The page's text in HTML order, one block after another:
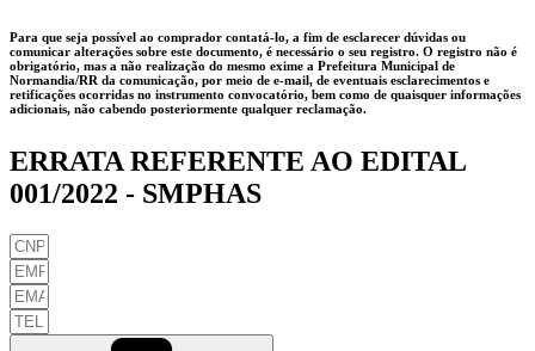
Para que seja possível ao comprador contatá-lo, a fim de esclarecer dúvidas ou
comunicar alterações sobre este documento, é necessário o seu registro. O registro não é
obrigatório, mas a não realização do mesmo exime a Prefeitura Municipal de
Normandia/RR da comunicação, por meio de e-mail, de eventuais esclarecimentos e
retificações ocorridas no instrumento convocatório, bem como de quaisquer informações
adicionais, não cabendo posteriormente qualquer reclamação.
ERRATA REFERENTE AO EDITAL
001/2022 - SMPHAS